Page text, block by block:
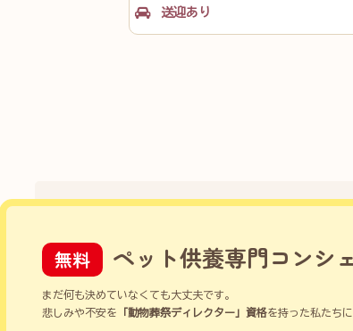
送迎あり
無料 ペット供養専門コンシ
まだ何も決めていなくても大丈夫です。
悲しみや不安を 「動物葬祭ディレクター」資格を持った私たち